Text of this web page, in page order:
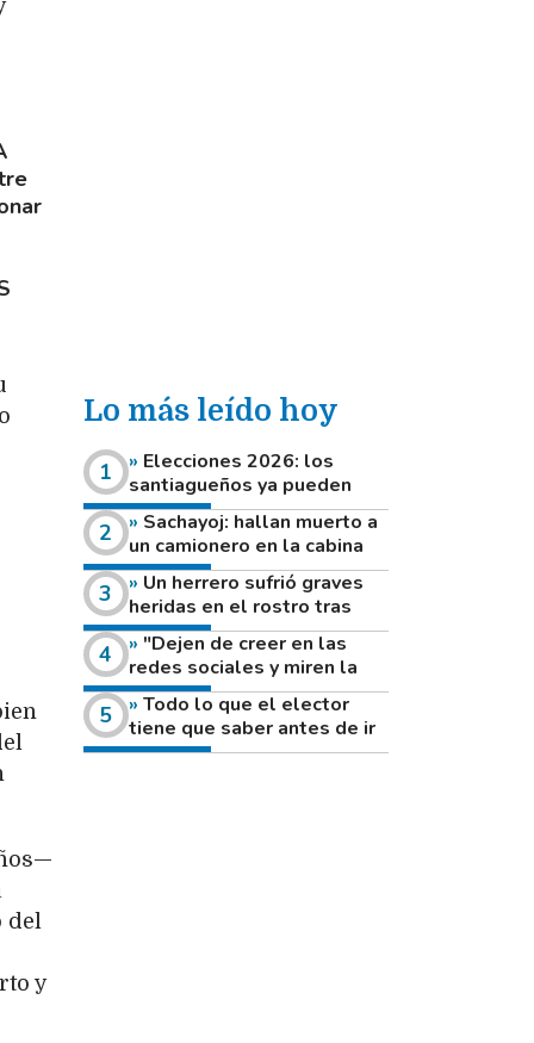
y
Lo más leído hoy
Elecciones 2026: los
santiagueños ya pueden
consultar dónde votan este
domingo
Sachayoj: hallan muerto a
un camionero en la cabina
de su vehículo a la vera de
un camino rural
Un herrero sufrió graves
heridas en el rostro tras
reventar el disco de una
amoladora
"Dejen de creer en las
redes sociales y miren la
heladera de sus casas": el
fuerte mensaje de una joven
que votó por primera vez
Todo lo que el elector
tiene que saber antes de ir
a votar este domingo